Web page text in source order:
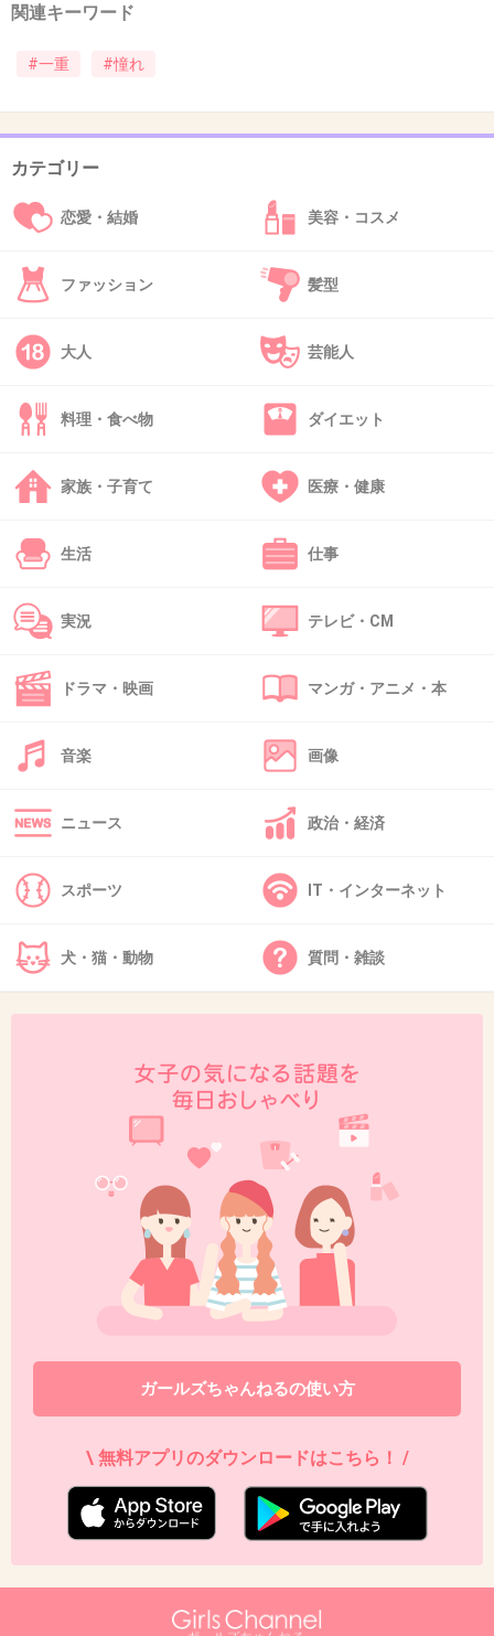
私一重だけど、メザイク使って奥二重にしてる
そんなこと言う奴がいたらただのマウンティン
グ女だからね。巨乳が「大変〜貧乳のほうがい
いよね」っていってんのと同じだからな？
自分よりブスを可愛いって言ってる私可愛いっ
て言ってる女と精神構造がほぼ同じだからね？
一重憧れる〜ってコメントした女とは、絶対仲
良くなれないわ。
+260
39. 匿名
>>21
外国人は一重好きな人いるよ。
一重で眞子様みたいな顔立ちの友達は、留学し
た時にモテたらしい。
日本では可愛いって言われた事ないのに！って
自分で驚いていた。
一重ってスッキリ上品な顔立ちに見えて清潔感
は出ると思うけどね。
よ!!一重で可愛いんだからパーツいいんだなと
+135
2015/10/31(土) 16:44:52
憧れない(^^;;
４０年前に埋没して人生変わりましたよ
お手伝いさんがいる悠々自適な生活です
一重だったらこんなに恵まれた人生は送れませんでした 旦那に一目惚れされる
こともなかったでしょうね
+13 -71
関連キーワード
#一重 #憧れ
カテゴリー
恋愛・結婚 美容・コスメ
ファッション 髪型
大人 芸能人
料理・食べ物 ダイエット
家族・子育て 医療・健康
生活 仕事
実況 テレビ・CM
ドラマ・映画 マンガ・アニメ・本
音楽 画像
ニュース 政治・経済
スポーツ IT・インターネット
犬・猫・動物 質問・雑談
ガールズちゃんねるの使い方
\ 無料アプリのダウンロードはこちら！ /